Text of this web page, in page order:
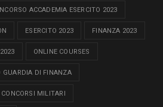
ACCADEMIA ESERCITO 2023
ESERCITO 2023 FINANZA 2023
ONLINE COURSES
GUARDIA DI FINANZA
MILITARI